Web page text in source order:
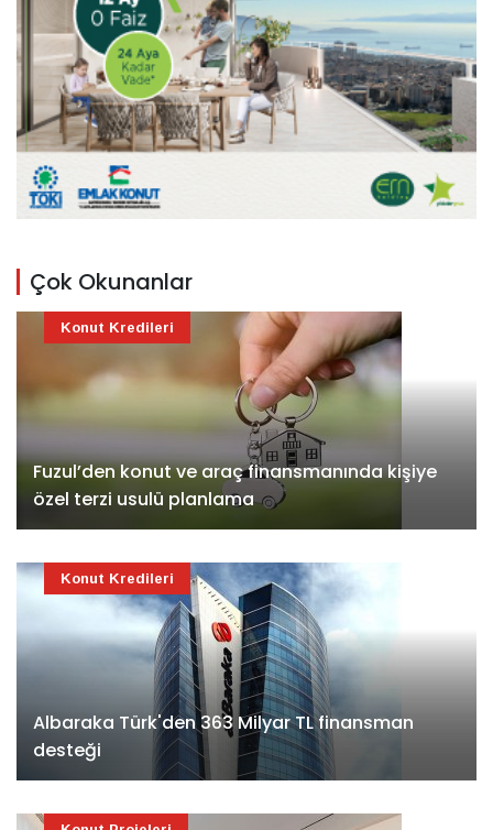
Çok Okunanlar
Fuzul’den konut ve araç finansmanında kişiye
özel terzi usulü planlama
Konut Kredileri
Albaraka Türk'den 363 Milyar TL finansman
desteği
Konut Kredileri